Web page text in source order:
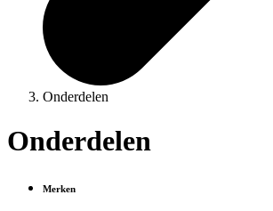
Onderdelen
Onderdelen
Merken